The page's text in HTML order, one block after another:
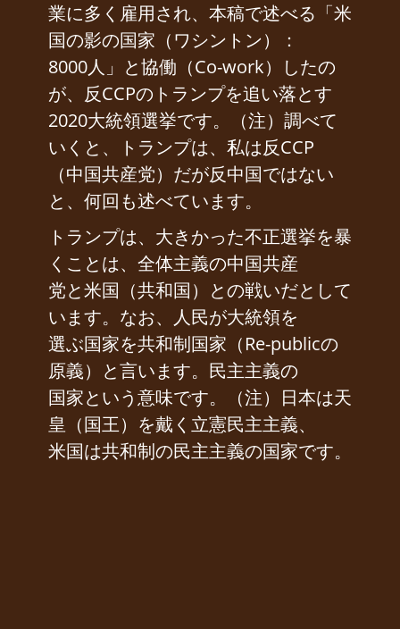
業に多く雇用され、本稿で述べる「米
国の影の国家（ワシントン）：
8000人」と協働（Co-work）したの
が、反CCPのトランプを追い落とす
2020大統領選挙です。（注）調べて
いくと、トランプは、私は反CCP
（中国共産党）だが反中国ではない
と、何回も述べています。
トランプは、大きかった不正選挙を暴
くことは、全体主義の中国共産
党と米国（共和国）との戦いだとして
います。なお、人民が大統領を
選ぶ国家を共和制国家（Re-publicの
原義）と言います。民主主義の
国家という意味です。（注）日本は天
皇（国王）を戴く立憲民主主義、
米国は共和制の民主主義の国家です。